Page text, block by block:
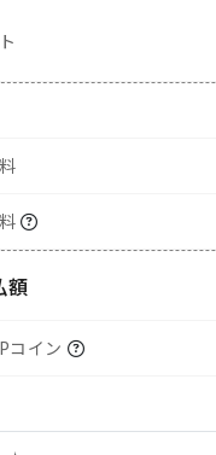
額
コイン